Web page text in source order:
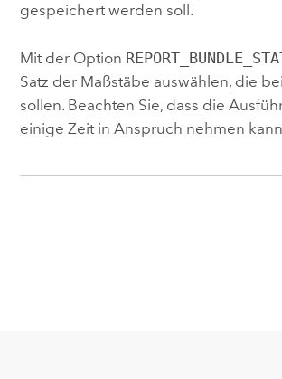
gespeichert werden soll.
Mit der Option
Satz der Maßstäbe auswählen, die
sollen. Beachten Sie, dass die
einige Zeit in Anspruch nehmen